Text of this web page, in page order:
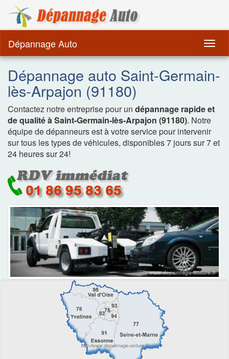
Dépannage Auto
Dépannage auto Saint-Germain-
lès-Arpajon (91180)
Contactez notre entreprise pour un dépannage rapide et
de qualité à Saint-Germain-lès-Arpajon (91180). Notre
équipe de dépanneurs est à votre service pour intervenir
sur tous les types de véhicules, disponibles 7 jours sur 7 et
24 heures sur 24!